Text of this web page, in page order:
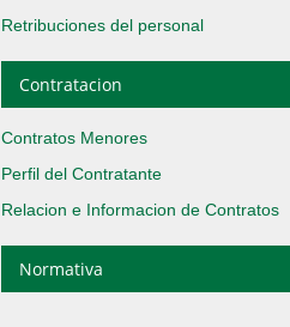
Retribuciones del personal
Contratacion
Contratos Menores
Perfil del Contratante
Relacion e Informacion de Contratos
Normativa